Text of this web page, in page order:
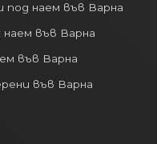
наем във Варна
наем във Варна
във Варна
във Варна